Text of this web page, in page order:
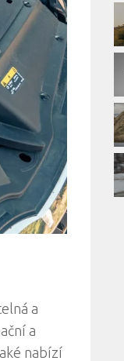
a
a
nabízí